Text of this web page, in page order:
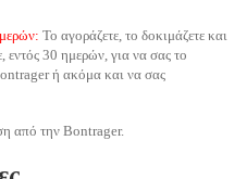
Το αγοράζετε, το δοκιμάζετε και
εντός 30 ημερών, για να σας το
ή ακόμα και να σας
από την Bontrager.